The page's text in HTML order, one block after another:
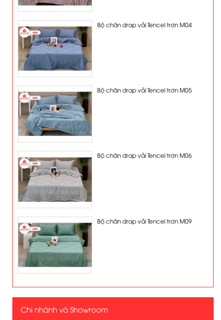
Bộ chăn drap vải Tencel trơn M04
Bộ chăn drap vải Tencel trơn M05
Bộ chăn drap vải Tencel trơn M06
Bộ chăn drap vải Tencel trơn M09
Chi nhánh và Showroom